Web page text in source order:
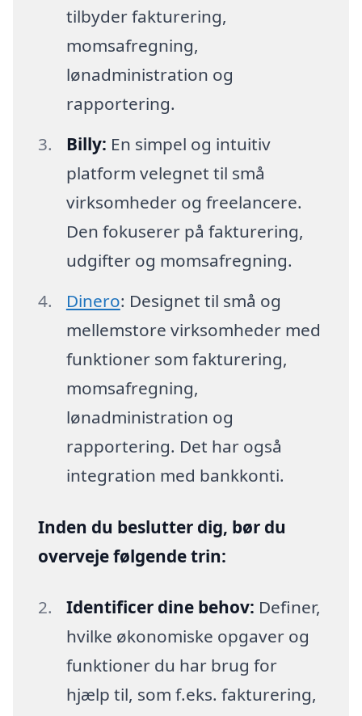
tilbyder fakturering,
momsafregning,
lønadministration og
rapportering.
Billy: En simpel og intuitiv
platform velegnet til små
virksomheder og freelancere.
Den fokuserer på fakturering,
udgifter og momsafregning.
Dinero: Designet til små og
mellemstore virksomheder med
funktioner som fakturering,
momsafregning,
lønadministration og
rapportering. Det har også
integration med bankkonti.
Inden du beslutter dig, bør du
overveje følgende trin:
Identificer dine behov: Definer,
hvilke økonomiske opgaver og
funktioner du har brug for
hjælp til, som f.eks. fakturering,